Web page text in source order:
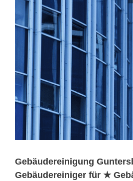
Gebäudereinigung
Gebäudereiniger für ★